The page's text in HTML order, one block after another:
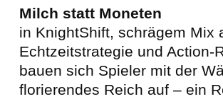
Milch statt Moneten
in KnightShift, schrägem Mix
Echtzeitstrategie und Action-
bauen sich Spieler mit der
florierendes Reich auf – ein